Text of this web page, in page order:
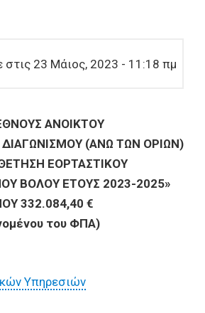
στις 23 Μάιος, 2023 - 11:18 πμ
ΑΝΟΙΚΤΟΥ
(ΑΝΩ ΤΩΝ ΟΡΙΩΝ)
ΕΟΡΤΑΣΤΙΚΟΥ
ΒΟΛΟΥ ΕΤΟΥΣ 2023-2025»
332.084,40 €
του ΦΠΑ)
Υπηρεσιών